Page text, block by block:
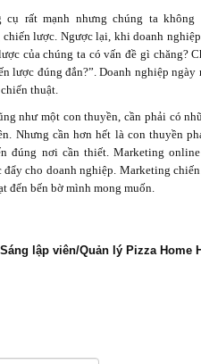
rất mạnh nhưng chúng ta không
lược. Ngược lại, khi doanh
của chúng ta có vấn đề gì chăng?
lược đúng đắn?”. Doanh nghiệp ngày
thuật.
như một con thuyền, cần phải có
Nhưng cần hơn hết là con thuyền
đúng nơi cần thiết. Marketing
cho doanh nghiệp. Marketing
đến bến bờ mình mong muốn.
Sáng lập viên/Quản lý Pizza Home